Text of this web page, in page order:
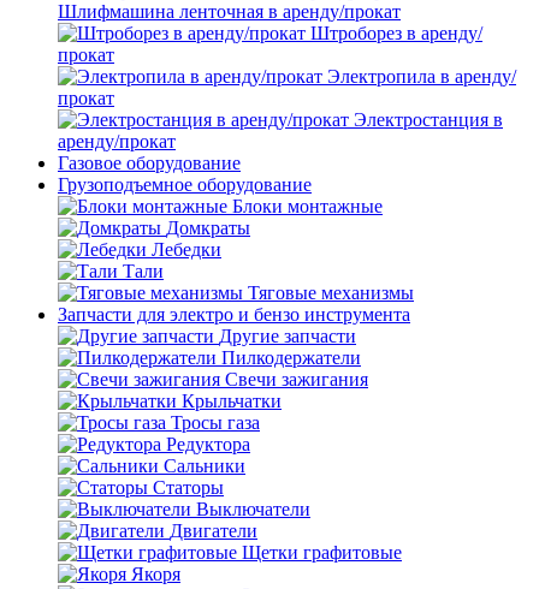
Шлифмашина ленточная в аренду/прокат
Штроборез в аренду/
прокат
Электропила в аренду/
прокат
Электростанция в
аренду/прокат
Газовое оборудование
Грузоподъемное оборудование
Блоки монтажные
Домкраты
Лебедки
Тали
Тяговые механизмы
Запчасти для электро и бензо инструмента
Другие запчасти
Пилкодержатели
Свечи зажигания
Крыльчатки
Тросы газа
Редуктора
Сальники
Статоры
Выключатели
Двигатели
Щетки графитовые
Якоря